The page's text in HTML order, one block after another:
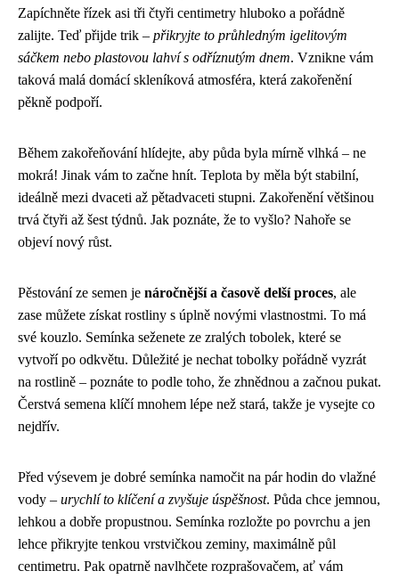
Zapíchněte řízek asi tři čtyři centimetry hluboko a pořádně
zalijte. Teď přijde trik – přikryjte to průhledným igelitovým
sáčkem nebo plastovou lahví s odříznutým dnem. Vznikne vám
taková malá domácí skleníková atmosféra, která zakořenění
pěkně podpoří.
Během zakořeňování hlídejte, aby půda byla mírně vlhká – ne
mokrá! Jinak vám to začne hnít. Teplota by měla být stabilní,
ideálně mezi dvaceti až pětadvaceti stupni. Zakořenění většinou
trvá čtyři až šest týdnů. Jak poznáte, že to vyšlo? Nahoře se
objeví nový růst.
Pěstování ze semen je náročnější a časově delší proces, ale
zase můžete získat rostliny s úplně novými vlastnostmi. To má
své kouzlo. Semínka seženete ze zralých tobolek, které se
vytvoří po odkvětu. Důležité je nechat tobolky pořádně vyzrát
na rostlině – poznáte to podle toho, že zhnědnou a začnou pukat.
Čerstvá semena klíčí mnohem lépe než stará, takže je vysejte co
nejdřív.
Před výsevem je dobré semínka namočit na pár hodin do vlažné
vody – urychlí to klíčení a zvyšuje úspěšnost. Půda chce jemnou,
lehkou a dobře propustnou. Semínka rozložte po povrchu a jen
lehce přikryjte tenkou vrstvičkou zeminy, maximálně půl
centimetru. Pak opatrně navlhčete rozprašovačem, ať vám